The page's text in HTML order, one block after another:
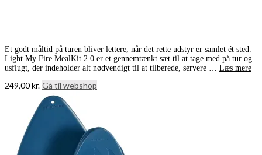
Et godt måltid på turen bliver lettere, når det rette udstyr er samlet ét sted.
Light My Fire MealKit 2.0 er et gennemtænkt sæt til at tage med på tur og
usflugt, der indeholder alt nødvendigt til at tilberede, servere … Læs mere
249,00kr. Gå til webshop